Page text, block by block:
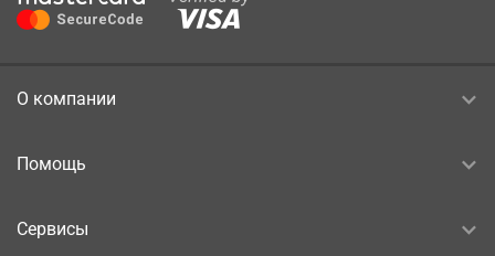
О компании
Помощь
Сервисы